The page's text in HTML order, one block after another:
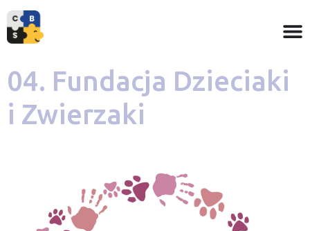
04. Fundacja Dzieciaki
i Zwierzaki